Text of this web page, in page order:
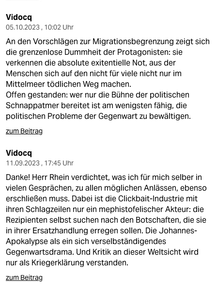
Vidocq
05.10.2023 , 10:02 Uhr
An den Vorschlägen zur Migrationsbegrenzung zeigt sich
die grenzenlose Dummheit der Protagonisten: sie
verkennen die absolute exitentielle Not, aus der
Menschen sich auf den nicht für viele nicht nur im
Mittelmeer tödlichen Weg machen.
Offen gestanden: wer nur die Bühne der politischen
Schnappatmer bereitet ist am wenigsten fähig, die
politischen Probleme der Gegenwart zu bewältigen.
zum Beitrag
Vidocq
11.09.2023 , 17:45 Uhr
Danke! Herr Rhein verdichtet, was ich für mich selber in
vielen Gesprächen, zu allen möglichen Anlässen, ebenso
erschließen muss. Dabei ist die Clickbait-Industrie mit
ihren Schlagzeilen nur ein mephistofelischer Akteur: die
Rezipienten selbst suchen nach den Botschaften, die sie
in ihrer Ersatzhandlung erregen sollen. Die Johannes-
Apokalypse als ein sich verselbständigendes
Gegenwartsdrama. Und Kritik an dieser Weltsicht wird
nur als Kriegerklärung verstanden.
zum Beitrag